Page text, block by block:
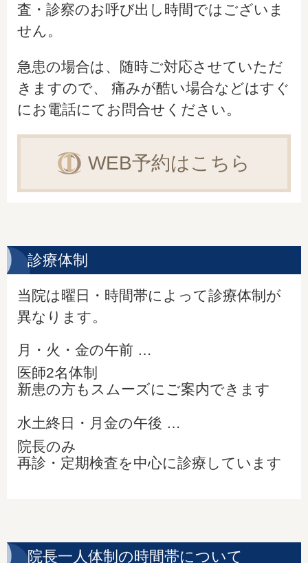
査・診察のお呼び出し時間ではございま
せん。
急患の場合は、随時ご対応させていただ
きますので、 痛みが酷い場合などはすぐ
にお電話にてお問合せください。
WEB予約はこちら
診療体制
当院は曜日・時間帯によって診療体制が
異なります。
月・火・金の午前 …
医師2名体制
新患の方もスムーズにご案内できます
水土終日・月金の午後 …
院長のみ
再診・定期検査を中心に診療しています
院長一人体制の時間帯について